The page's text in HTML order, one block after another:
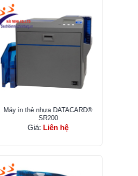
Máy in thẻ nhựa DATACARD®
SR200
Giá: Liên hệ